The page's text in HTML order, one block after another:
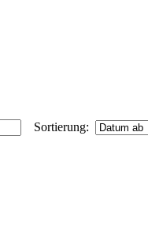
Sortierung: